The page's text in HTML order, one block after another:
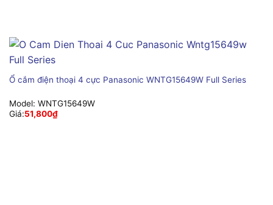
Ổ cắm điện thoại 4 cực Panasonic WNTG15649W Full Series
Model: WNTG15649W
Giá:51,800₫